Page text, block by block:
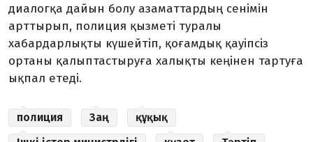
диалогқа дайын болу азаматтардың сенімін
арттырып, полиция қызметі туралы
хабардарлықты күшейтіп, қоғамдық қауіпсіз
ортаны қалыптастыруға халықты кеңінен тартуға
ықпал етеді.
полиция Заң
құқық